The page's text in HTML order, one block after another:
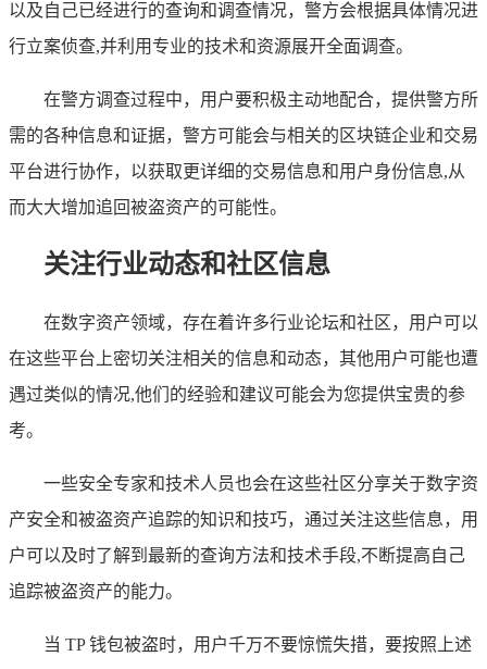
以及自己已经进行的查询和调查情况，警方会根据具体情况进
行立案侦查,并利用专业的技术和资源展开全面调查。
在警方调查过程中，用户要积极主动地配合，提供警方所
需的各种信息和证据，警方可能会与相关的区块链企业和交易
平台进行协作，以获取更详细的交易信息和用户身份信息,从
而大大增加追回被盗资产的可能性。
关注行业动态和社区信息
在数字资产领域，存在着许多行业论坛和社区，用户可以
在这些平台上密切关注相关的信息和动态，其他用户可能也遭
遇过类似的情况,他们的经验和建议可能会为您提供宝贵的参
考。
一些安全专家和技术人员也会在这些社区分享关于数字资
产安全和被盗资产追踪的知识和技巧，通过关注这些信息，用
户可以及时了解到最新的查询方法和技术手段,不断提高自己
追踪被盗资产的能力。
当 TP 钱包被盗时，用户千万不要惊慌失措，要按照上述